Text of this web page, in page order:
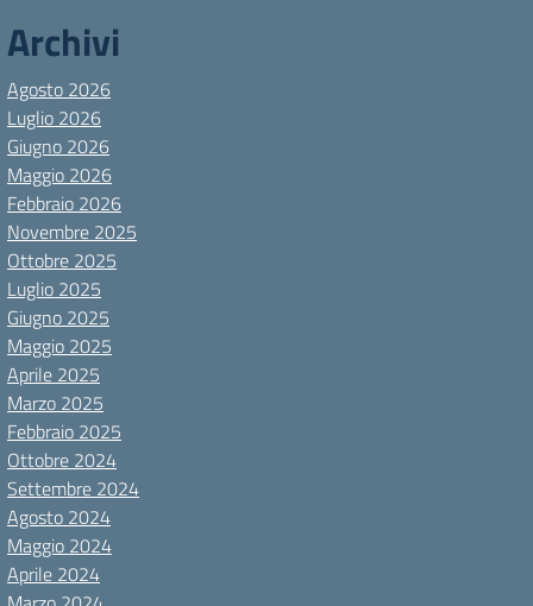
Archivi
Agosto 2026
Luglio 2026
Giugno 2026
Maggio 2026
Febbraio 2026
Novembre 2025
Ottobre 2025
Luglio 2025
Giugno 2025
Maggio 2025
Aprile 2025
Marzo 2025
Febbraio 2025
Ottobre 2024
Settembre 2024
Agosto 2024
Maggio 2024
Aprile 2024